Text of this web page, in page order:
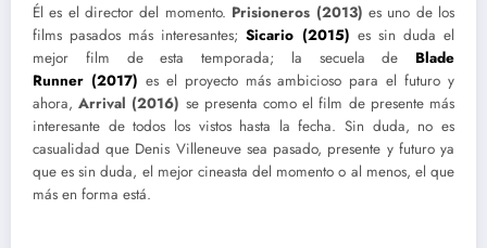
Él es el director del momento. Prisioneros (2013) es uno de los
films pasados más interesantes;Sicario (2015) es sin duda el
mejor film de esta temporada; la secuela de Blade
Runner (2017) es el proyecto más ambicioso para el futuro y
ahora,Arrival (2016) se presenta como el film de presente más
interesante de todos los vistos hasta la fecha. Sin duda, no es
casualidad que Denis Villeneuve sea pasado, presente y futuro ya
que es sin duda, el mejor cineasta del momento o al menos, el que
más en forma está.